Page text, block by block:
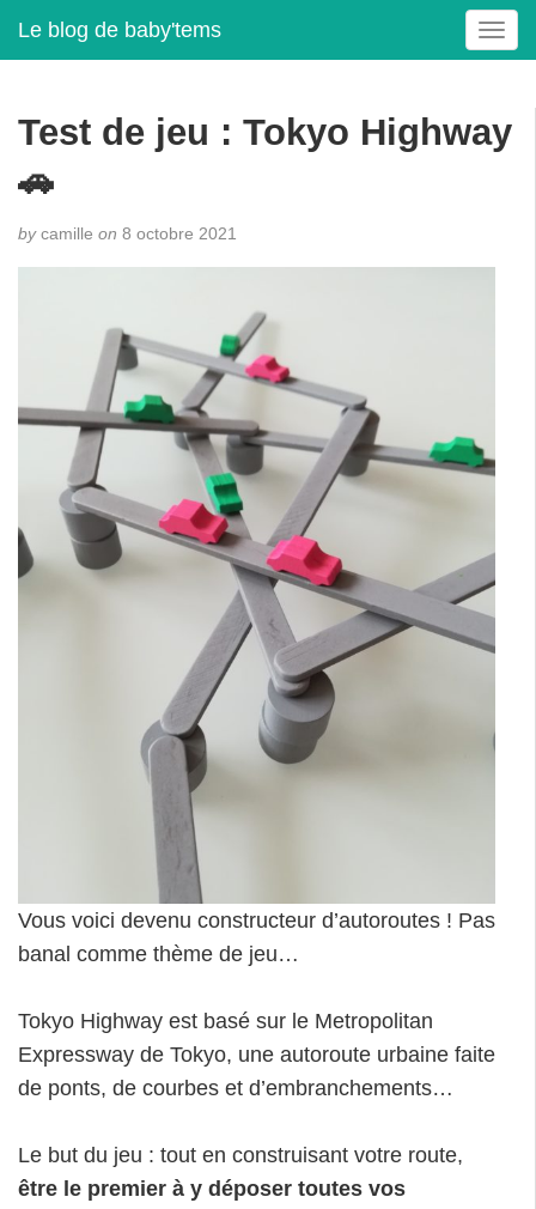
Le blog de baby'tems
T
o
l
i
Test de jeu : Tokyo Highway
🚗
bycamille on 8 octobre 2021
Vous voici devenu constructeur d’autoroutes ! Pas
banal comme thème de jeu…
Tokyo Highway est basé sur le Metropolitan
Expressway de Tokyo, une autoroute urbaine faite
de ponts, de courbes et d’embranchements…
Le but du jeu : tout en construisant votre route,
être le premier à y déposer toutes vos